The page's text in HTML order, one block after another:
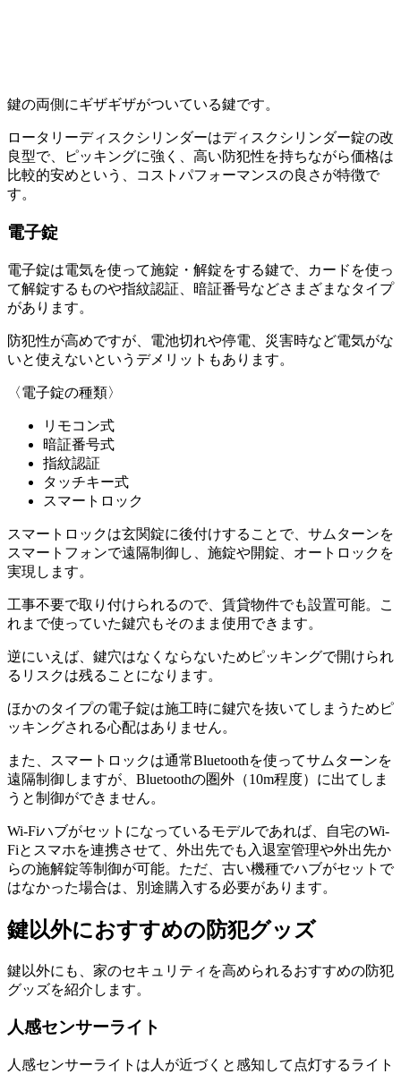
鍵の両側にギザギザがついている鍵です。
ロータリーディスクシリンダーはディスクシリンダー錠の改
良型で、ピッキングに強く、高い防犯性を持ちながら価格は
比較的安めという、コストパフォーマンスの良さが特徴で
す。
電子錠
電子錠は電気を使って施錠・解錠をする鍵で、カードを使っ
て解錠するものや指紋認証、暗証番号などさまざまなタイプ
があります。
防犯性が高めですが、電池切れや停電、災害時など電気がな
いと使えないというデメリットもあります。
〈電子錠の種類〉
リモコン式
暗証番号式
指紋認証
タッチキー式
スマートロック
スマートロックは玄関錠に後付けすることで、サムターンを
スマートフォンで遠隔制御し、施錠や開錠、オートロックを
実現します。
工事不要で取り付けられるので、賃貸物件でも設置可能。こ
れまで使っていた鍵穴もそのまま使用できます。
逆にいえば、鍵穴はなくならないためピッキングで開けられ
るリスクは残ることになります。
ほかのタイプの電子錠は施工時に鍵穴を抜いてしまうためピ
ッキングされる心配はありません。
また、スマートロックは通常Bluetoothを使ってサムターンを
遠隔制御しますが、Bluetoothの圏外（10m程度）に出てしま
うと制御ができません。
Wi-Fiハブがセットになっているモデルであれば、自宅のWi-
Fiとスマホを連携させて、外出先でも入退室管理や外出先か
らの施解錠等制御が可能。ただ、古い機種でハブがセットで
はなかった場合は、別途購入する必要があります。
鍵以外におすすめの防犯グッズ
鍵以外にも、家のセキュリティを高められるおすすめの防犯
グッズを紹介します。
人感センサーライト
人感センサーライトは人が近づくと感知して点灯するライト